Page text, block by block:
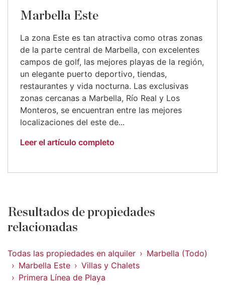
Marbella Este
La zona Este es tan atractiva como otras zonas
de la parte central de Marbella, con excelentes
campos de golf, las mejores playas de la región,
un elegante puerto deportivo, tiendas,
restaurantes y vida nocturna. Las exclusivas
zonas cercanas a Marbella, Río Real y Los
Monteros, se encuentran entre las mejores
localizaciones del este de...
Leer el artículo completo
Resultados de propiedades
relacionadas
Todas las propiedades en alquiler
Marbella (Todo)
Marbella Este
Villas y Chalets
Primera Línea de Playa